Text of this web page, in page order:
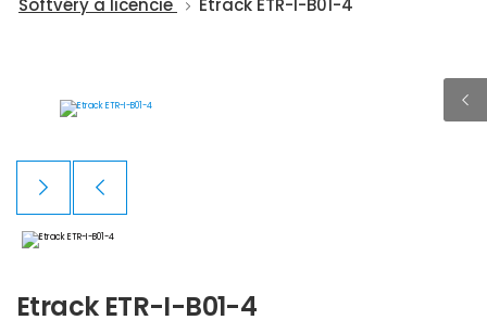
Softvéry a licencie
Etrack ETR-I-B01-4
Etrack ETR-I-B01-4